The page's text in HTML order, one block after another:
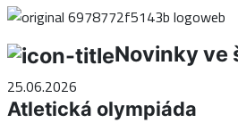
Novinky ve
25.06.2026
Atletická olympiáda